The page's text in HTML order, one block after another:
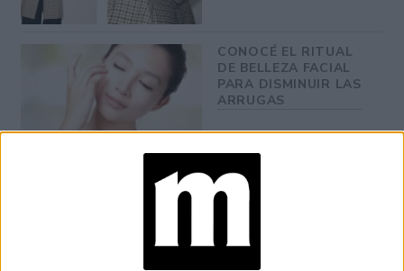
CONOCÉ EL RITUAL
DE BELLEZA FACIAL
PARA DISMINUIR LAS
ARRUGAS